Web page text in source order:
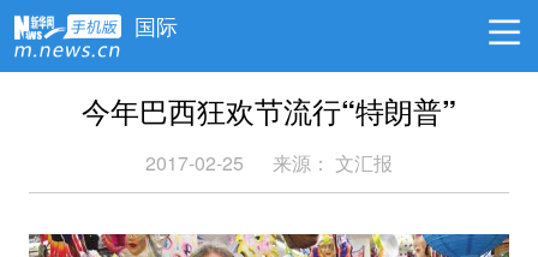
国际
今年巴西狂欢节流行“特朗普”
2017-02-25 来源： 文汇报